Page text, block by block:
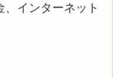
、インターネット